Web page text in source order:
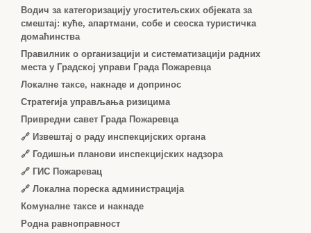
Водич за категоризацију угоститељских објеката за
смештај: куће, апартмани, собе и сеоска туристичка
домаћинства
Правилник о организацији и систематизацији радних
места у Градској управи Града Пожаревца
Локалне таксе, накнаде и допринос
Стратегија управљања ризицима
Привредни савет Града Пожаревца
🔗 Извештај о раду инспекцијских органа
🔗 Годишњи планови инспекцијских надзора
🔗 ГИС Пожаревац
🔗 Локална пореска администрација
Комуналне таксе и накнаде
Родна равноправност